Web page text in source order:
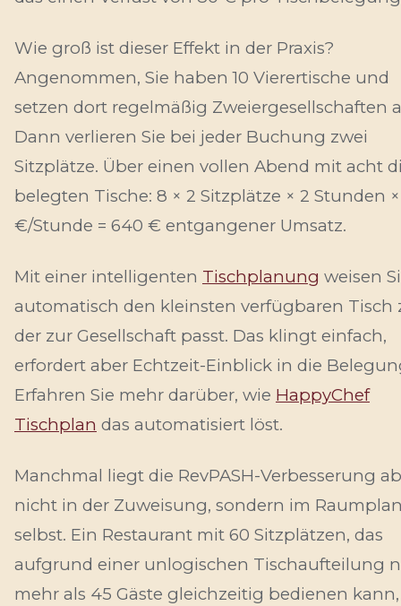
Wie groß ist dieser Effekt in der Praxis?
Angenommen, Sie haben 10 Vierertische und
setzen dort regelmäßig Zweiergesellschaften
Dann verlieren Sie bei jeder Buchung zwei
Sitzplätze. Über einen vollen Abend mit acht
belegten Tische: 8 × 2 Sitzplätze × 2 Stunden
€/Stunde = 640 € entgangener Umsatz.
Mit einer intelligenten Tischplanung weisen
automatisch den kleinsten verfügbaren Tisch
der zur Gesellschaft passt. Das klingt einfach,
erfordert aber Echtzeit-Einblick in die
Erfahren Sie mehr darüber, wie HappyChef
Tischplan das automatisiert löst.
Manchmal liegt die RevPASH-Verbesserung
nicht in der Zuweisung, sondern im
selbst. Ein Restaurant mit 60 Sitzplätzen, das
aufgrund einer unlogischen Tischaufteilung
mehr als 45 Gäste gleichzeitig bedienen